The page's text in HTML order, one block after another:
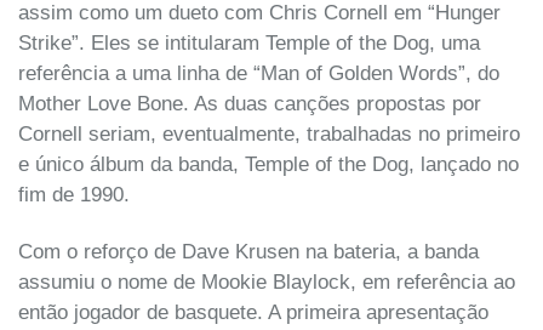
assim como um dueto com Chris Cornell em “Hunger
Strike”. Eles se intitularam Temple of the Dog, uma
referência a uma linha de “Man of Golden Words”, do
Mother Love Bone. As duas canções propostas por
Cornell seriam, eventualmente, trabalhadas no primeiro
e único álbum da banda, Temple of the Dog, lançado no
fim de 1990.
Com o reforço de Dave Krusen na bateria, a banda
assumiu o nome de Mookie Blaylock, em referência ao
então jogador de basquete. A primeira apresentação